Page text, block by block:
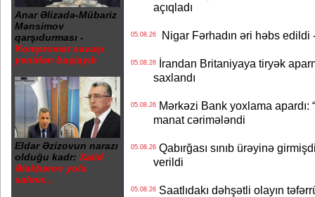
Anar Əlizadə-Mübariz
Mənsimov
qarşıdurması -
Kompromat savaşı
yenidən başlayıb
Eldar Əzizovun narazı
olduğu kadr: Xalid
Ələkbərov yola
salınır...
açıqladı
05.08.26Nigar Fərhadın əri həbs edildi
05.08.26İrandan Britaniyaya tiryək
saxlandı
05.08.26Mərkəzi Bank yoxlama apardı:
manat cərimələndi
05.08.26Qabırğası sınıb ürəyinə
verildi
05.08.26Saatlıdakı dəhşətli olayın